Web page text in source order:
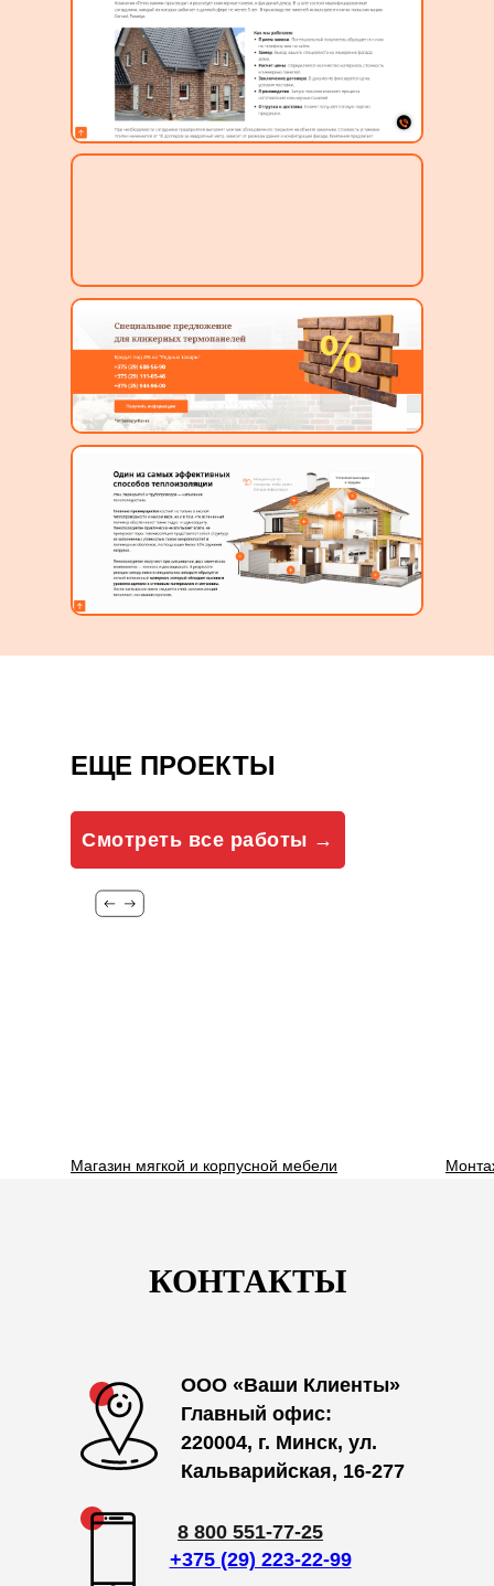
ЕЩЕ ПРОЕКТЫ
Смотреть все работы →
Магазин мягкой и корпусной мебели
КОНТАКТЫ
ООО «Ваши Клиенты»
Главный офис:
220004, г. Минск, ул.
Кальварийская, 16-277
+375 (29) 223-22-99
8 800 551-77-25